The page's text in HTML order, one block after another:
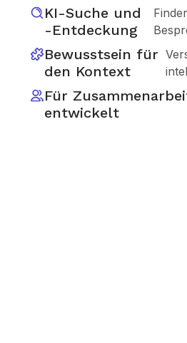
KI-Suche und
-Entdeckung
Bewusstsein für
den Kontext
Für
entwickelt